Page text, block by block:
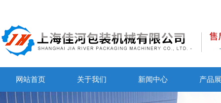
网站首页 关于我们 新闻中心 产品